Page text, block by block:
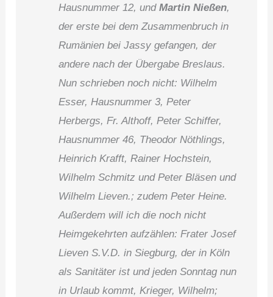
Hausnummer 12, undMartin Nießen,
der erste bei dem Zusammenbruch in
Rumänien bei Jassy gefangen, der
andere nach der Übergabe Breslaus.
Nun schrieben noch nicht: Wilhelm
Esser, Hausnummer 3, Peter
Herbergs, Fr. Althoff, Peter Schiffer,
Hausnummer 46, Theodor Nöthlings,
Heinrich Krafft, Rainer Hochstein,
Wilhelm Schmitz und Peter Bläsen und
Wilhelm Lieven.; zudem Peter Heine.
Außerdem will ich die noch nicht
Heimgekehrten aufzählen: Frater Josef
Lieven S.V.D. in Siegburg, der in Köln
als Sanitäter ist und jeden Sonntag nun
in Urlaub kommt, Krieger, Wilhelm;